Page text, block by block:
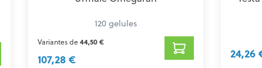
120 gelules
Variantes de44,50 €
107,28 € 24,26